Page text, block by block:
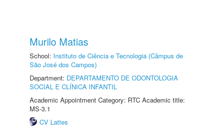
Murilo Matias
School: Instituto de Ciência e Tecnologia (Câmpus de
São José dos Campos)
Department: DEPARTAMENTO DE ODONTOLOGIA
SOCIAL E CLÍNICA INFANTIL
Academic Appointment Category: RTC Academic title:
MS-3.1
CV Lattes